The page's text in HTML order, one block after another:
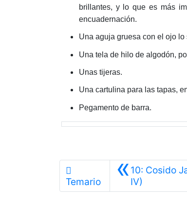
brillantes, y lo que es más
encuadernación.
Una aguja gruesa con el ojo
Una tela de hilo de algodón,
Unas tijeras.
Una cartulina para las tapas,
Pegamento de barra.
Temario «10: Cosido
IV)